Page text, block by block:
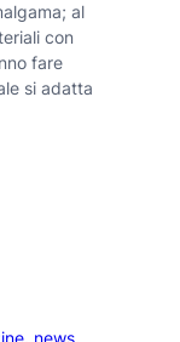
al
con
fare
si adatta